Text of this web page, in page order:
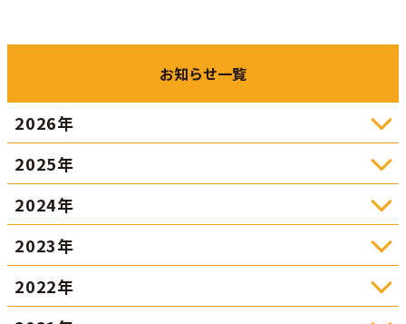
お知らせ一覧
2026年
2025年
2024年
2023年
2022年